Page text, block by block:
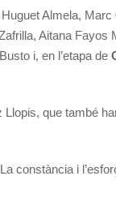
Almela, Marc
Aitana Fayos
i, en l’etapa de
que també
constància i